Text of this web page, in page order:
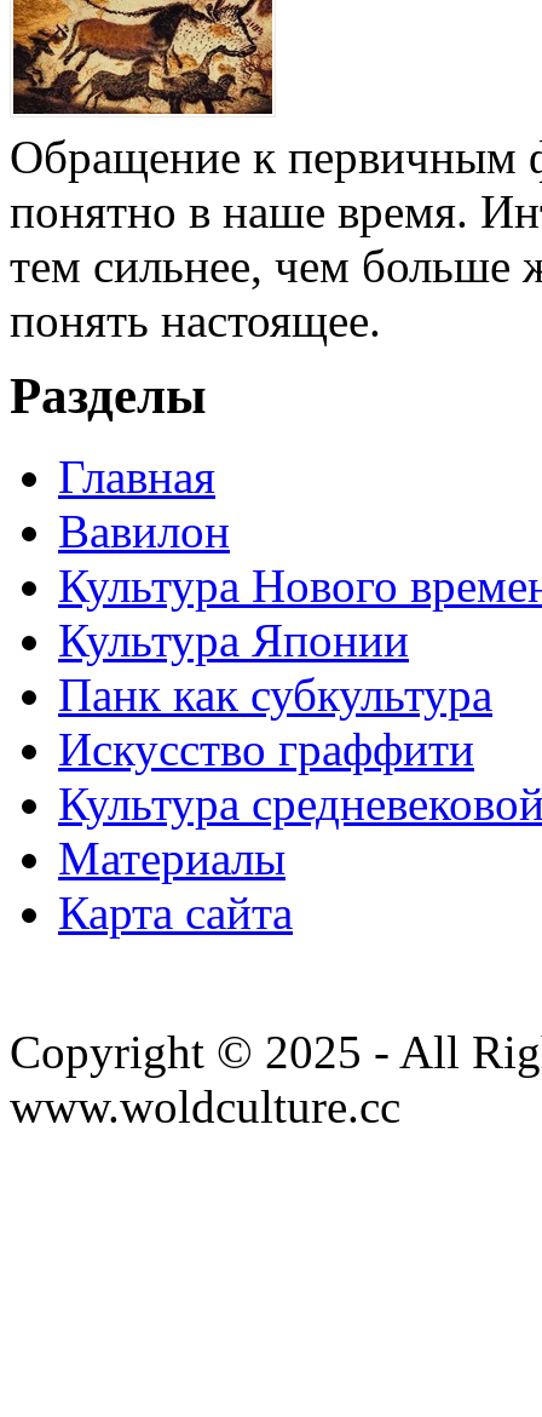
Обращение к первичным
понятно в наше время.
тем сильнее, чем больше
понять настоящее.
Разделы
Главная
Вавилон
Культура Нового
Культура Японии
Панк как субкультура
Искусство граффити
Культура
Материалы
Карта сайта
Copyright © 2025 - All
www.woldculture.cc